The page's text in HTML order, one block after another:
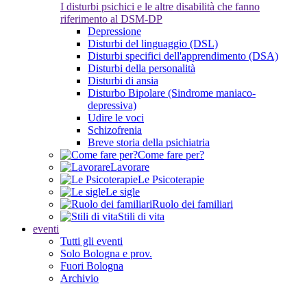
I disturbi psichici e le altre disabilità che fanno
riferimento al DSM-DP
Depressione
Disturbi del linguaggio (DSL)
Disturbi specifici dell'apprendimento (DSA)
Disturbi della personalità
Disturbi di ansia
Disturbo Bipolare (Sindrome maniaco-
depressiva)
Udire le voci
Schizofrenia
Breve storia della psichiatria
Come fare per?
Lavorare
Le Psicoterapie
Le sigle
Ruolo dei familiari
Stili di vita
eventi
Tutti gli eventi
Solo Bologna e prov.
Fuori Bologna
Archivio